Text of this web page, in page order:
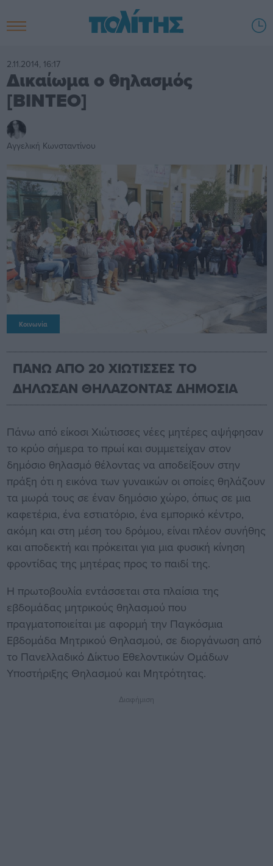
2.11.2014, 16:17
Δικαίωμα ο θηλασμός
[ΒΙΝΤΕΟ]
Αγγελική Κωνσταντίνου
Κοινωνία
ΠΑΝΩ ΑΠΟ 20 ΧΙΩΤΙΣΣΕΣ ΤΟ
ΔΗΛΩΣΑΝ ΘΗΛΑΖΟΝΤΑΣ ΔΗΜΟΣΙΑ
Πάνω από είκοσι Χιώτισσες νέες μητέρες αψήφησαν
το κρύο σήμερα το πρωί και συμμετείχαν στον
δημόσιο θηλασμό θέλοντας να αποδείξουν στην
πράξη ότι η εικόνα των γυναικών οι οποίες θηλάζουν
τα μωρά τους σε έναν δημόσιο χώρο, όπως σε μια
καφετέρια, ένα εστιατόριο, ένα εμπορικό κέντρο,
ακόμη και στη μέση του δρόμου, είναι πλέον συνήθης
και αποδεκτή και πρόκειται για μια φυσική κίνηση
φροντίδας της μητέρας προς το παιδί της.
Η πρωτοβουλία εντάσσεται στα πλαίσια της
εβδομάδας μητρικούς θηλασμού που
πραγματοποιείται με αφορμή την Παγκόσμια
Εβδομάδα Μητρικού Θηλασμού, σε διοργάνωση από
το Πανελλαδικό Δίκτυο Εθελοντικών Ομάδων
Υποστήριξης Θηλασμού και Μητρότητας.
Διαφήμιση